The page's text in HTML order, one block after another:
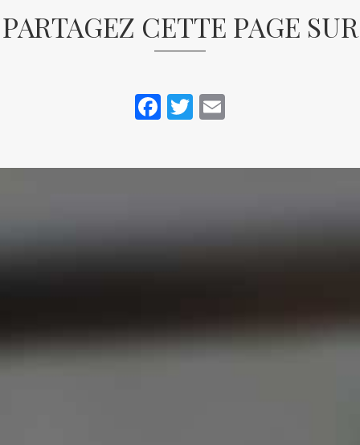
PARTAGEZ CETTE PAGE SUR
Facebook
Twitter